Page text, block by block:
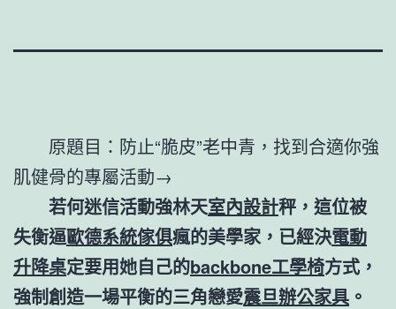
原題目：防止“脆皮”老中青，找到合適你強
肌健骨的專屬活動→
若何迷信活動強林天室內設計秤，這位被
失衡逼歐德系統傢俱瘋的美學家，已經決電動
升降桌定要用她自己的backbone工學椅方式，
強制創造一場平衡的三角戀愛震旦辦公家具 。